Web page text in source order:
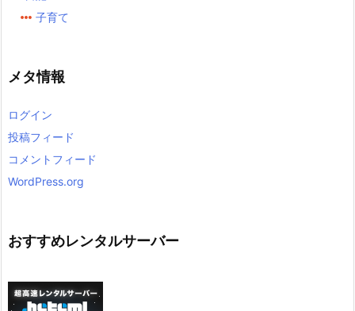
子育て
メタ情報
ログイン
投稿フィード
コメントフィード
WordPress.org
おすすめレンタルサーバー